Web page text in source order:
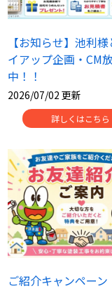
理由
工場倉庫修繕
見積もりシミュレーション
【お知らせ】池利
イアップ企画・CM
中！！
2026/07/02 更新
詳しくはこちら
ご紹介キャンペーン